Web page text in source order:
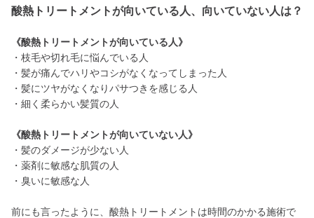
酸熱トリートメントが向いている人、向いていない人は？
《酸熱トリートメントが向いている人》
・枝毛や切れ毛に悩んでいる人
・髪が痛んでハリやコシがなくなってしまった人
・髪にツヤがなくなりパサつきを感じる人
・細く柔らかい髪質の人
《酸熱トリートメントが向いていない人》
・髪のダメージが少ない人
・薬剤に敏感な肌質の人
・臭いに敏感な人
前にも言ったように、酸熱トリートメントは時間のかかる施術で